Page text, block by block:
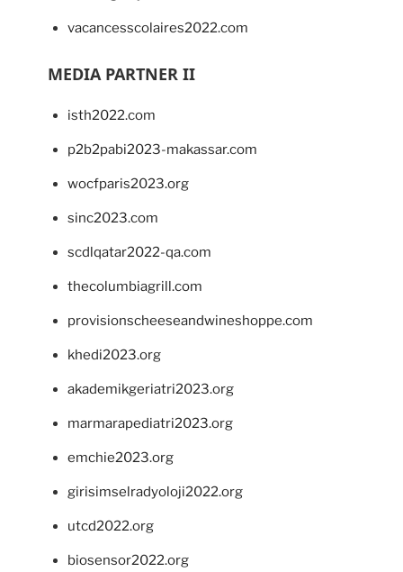
vacancesscolaires2022.com
MEDIA PARTNER II
isth2022.com
p2b2pabi2023-makassar.com
wocfparis2023.org
sinc2023.com
scdlqatar2022-qa.com
thecolumbiagrill.com
provisionscheeseandwineshoppe.com
khedi2023.org
akademikgeriatri2023.org
marmarapediatri2023.org
emchie2023.org
girisimselradyoloji2022.org
utcd2022.org
biosensor2022.org